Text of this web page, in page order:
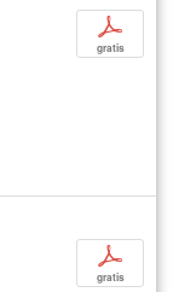
p
gratis
p
gratis